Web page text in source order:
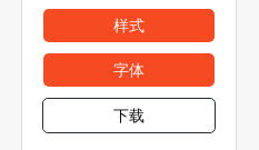
样式
字体
下载